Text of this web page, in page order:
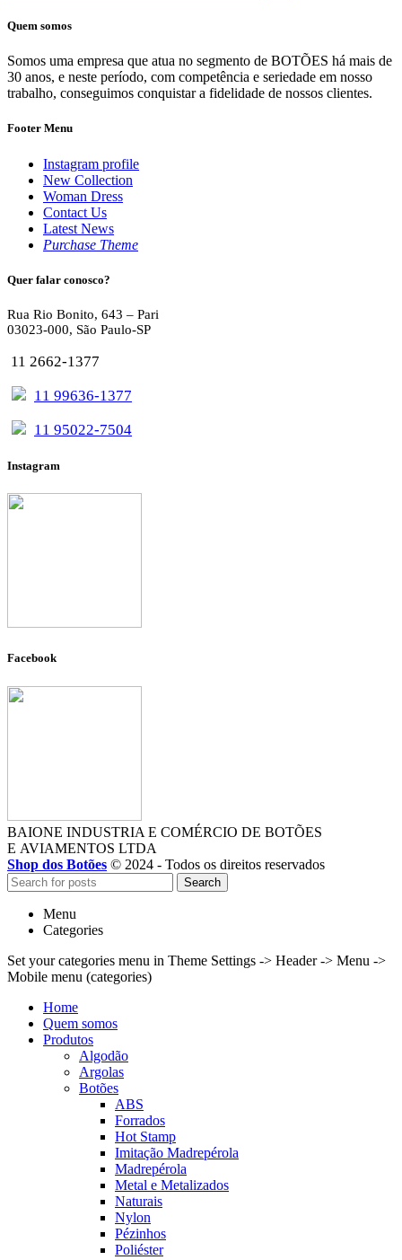
Quem somos
Somos uma empresa que atua no segmento de BOTÕES há mais de
30 anos, e neste período, com competência e seriedade em nosso
trabalho, conseguimos conquistar a fidelidade de nossos clientes.
Footer Menu
Instagram profile
New Collection
Woman Dress
Contact Us
Latest News
Purchase Theme
Quer falar conosco?
Rua Rio Bonito, 643 – Pari
03023-000, São Paulo-SP
11 2662-1377
11 99636-1377
11 95022-7504
Instagram
Facebook
BAIONE INDUSTRIA E COMÉRCIO DE BOTÕES
E AVIAMENTOS LTDA
Shop dos Botões © 2024 - Todos os direitos reservados
Search
Menu
Categories
Set your categories menu in Theme Settings -> Header -> Menu ->
Mobile menu (categories)
Home
Quem somos
Produtos
Algodão
Argolas
Botões
ABS
Forrados
Hot Stamp
Imitação Madrepérola
Madrepérola
Metal e Metalizados
Naturais
Nylon
Pézinhos
Poliéster